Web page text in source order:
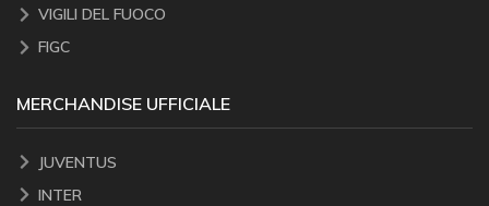
VIGILI DEL FUOCO
FIGC
MERCHANDISE UFFICIALE
JUVENTUS
INTER